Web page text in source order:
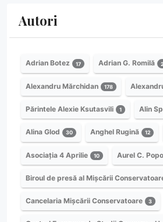
Autori
Adrian Botez 17 Adrian G. Romilă 2
Alexandru Mărchidan 178
Părintele Alexie Ksutasvili 1 Alin
Alina Glod 30 Anghel Rugină 12
Asociația 4 Aprilie 10 Aurel C.
Biroul de presă al Mișcării
Cancelaria Mișcării Conservatoare 3